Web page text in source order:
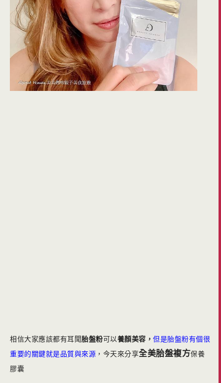
相信大家應該都有耳聞胎盤粉可以養顏美容， 但是胎盤粉有個很
重要的關鍵就是品質與來源 ，今天來分享全美胎盤複方保養
膠囊